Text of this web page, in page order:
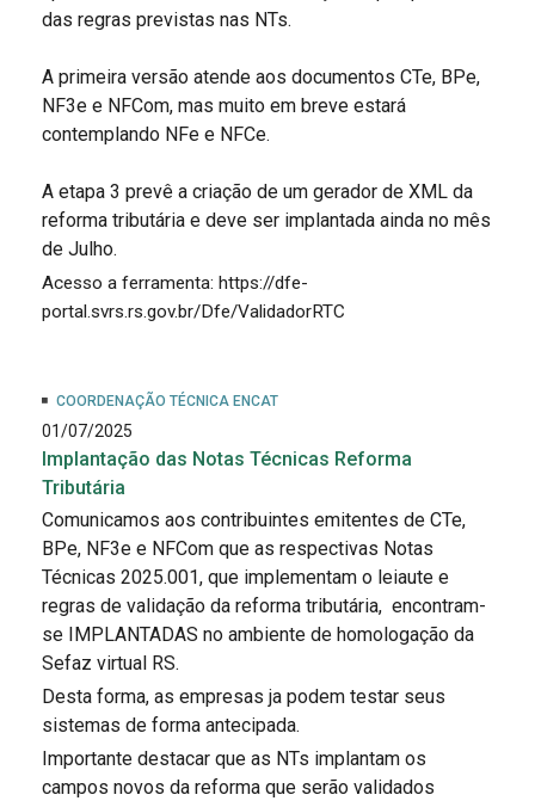
das regras previstas nas NTs.
A primeira versão atende aos documentos CTe, BPe,
NF3e e NFCom, mas muito em breve estará
contemplando NFe e NFCe.
A etapa 3 prevê a criação de um gerador de XML da
reforma tributária e deve ser implantada ainda no mês
de Julho.
Acesso a ferramenta: https://dfe-
portal.svrs.rs.gov.br/Dfe/ValidadorRTC
COORDENAÇÃO TÉCNICA ENCAT
01/07/2025
Implantação das Notas Técnicas Reforma
Tributária
Comunicamos aos contribuintes emitentes de CTe,
BPe, NF3e e NFCom que as respectivas Notas
Técnicas 2025.001, que implementam o leiaute e
regras de validação da reforma tributária, encontram-
se IMPLANTADAS no ambiente de homologação da
Sefaz virtual RS.
Desta forma, as empresas ja podem testar seus
sistemas de forma antecipada.
Importante destacar que as NTs implantam os
campos novos da reforma que serão validados